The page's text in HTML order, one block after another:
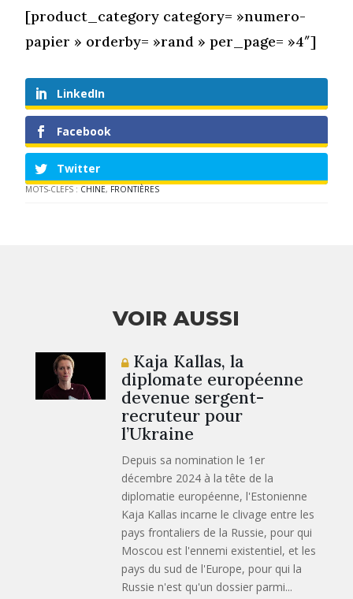
[product_category category= »numero-
papier » orderby= »rand » per_page= »4″]
LinkedIn
Facebook
Twitter
MOTS-CLEFS : CHINE, FRONTIÈRES
VOIR AUSSI
Kaja Kallas, la
diplomate européenne
devenue sergent-
recruteur pour
l’Ukraine
Depuis sa nomination le 1er
décembre 2024 à la tête de la
diplomatie européenne, l'Estonienne
Kaja Kallas incarne le clivage entre les
pays frontaliers de la Russie, pour qui
Moscou est l'ennemi existentiel, et les
pays du sud de l'Europe, pour qui la
Russie n'est qu'un dossier parmi...